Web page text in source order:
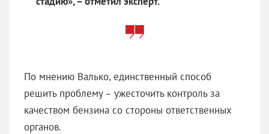
По мнению Валько, единственный способ
решить проблему – ужесточить контроль за
качеством бензина со стороны ответственных
органов.